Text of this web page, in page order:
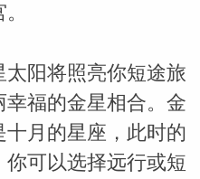
阳将照亮你短途旅
福的金星相合。金
月的星座，此时的
可以选择远行或短